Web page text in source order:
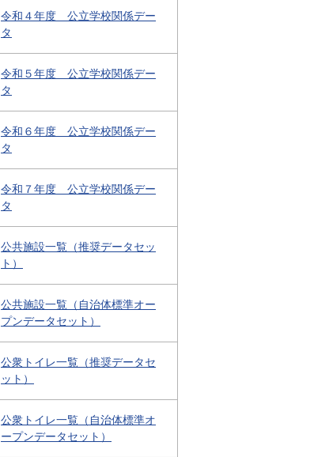
令和４年度 公立学校関係デー
タ
令和５年度 公立学校関係デー
タ
令和６年度 公立学校関係デー
タ
令和７年度 公立学校関係デー
タ
公共施設一覧（推奨データセッ
ト）
公共施設一覧（自治体標準オー
プンデータセット）
公衆トイレ一覧（推奨データセ
ット）
公衆トイレ一覧（自治体標準オ
ープンデータセット）